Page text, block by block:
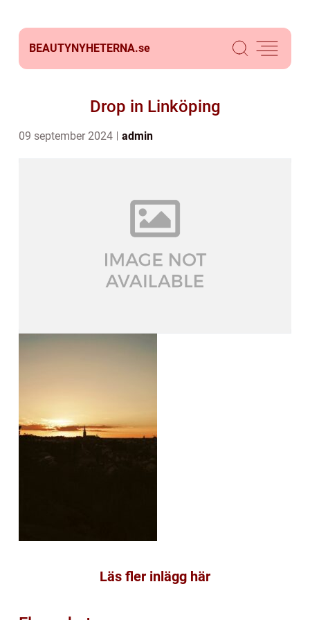
BEAUTYNYHETERNA.se
Drop in Linköping
09 september 2024 admin
Läs fler inlägg här